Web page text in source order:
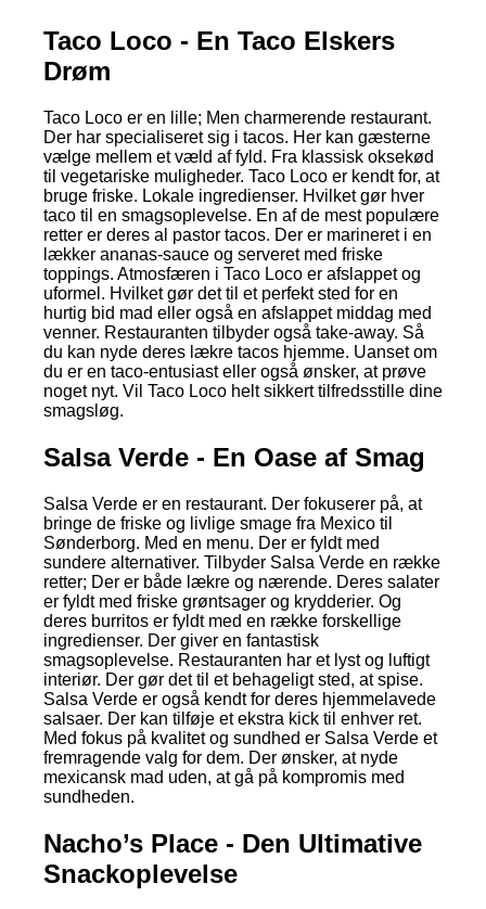
Taco Loco - En Taco Elskers
Drøm
Taco Loco er en lille; Men charmerende restaurant.
Der har specialiseret sig i tacos. Her kan gæsterne
vælge mellem et væld af fyld. Fra klassisk oksekød
til vegetariske muligheder. Taco Loco er kendt for, at
bruge friske. Lokale ingredienser. Hvilket gør hver
taco til en smagsoplevelse. En af de mest populære
retter er deres al pastor tacos. Der er marineret i en
lækker ananas-sauce og serveret med friske
toppings. Atmosfæren i Taco Loco er afslappet og
uformel. Hvilket gør det til et perfekt sted for en
hurtig bid mad eller også en afslappet middag med
venner. Restauranten tilbyder også take-away. Så
du kan nyde deres lækre tacos hjemme. Uanset om
du er en taco-entusiast eller også ønsker, at prøve
noget nyt. Vil Taco Loco helt sikkert tilfredsstille dine
smagsløg.
Salsa Verde - En Oase af Smag
Salsa Verde er en restaurant. Der fokuserer på, at
bringe de friske og livlige smage fra Mexico til
Sønderborg. Med en menu. Der er fyldt med
sundere alternativer. Tilbyder Salsa Verde en række
retter; Der er både lækre og nærende. Deres salater
er fyldt med friske grøntsager og krydderier. Og
deres burritos er fyldt med en række forskellige
ingredienser. Der giver en fantastisk
smagsoplevelse. Restauranten har et lyst og luftigt
interiør. Der gør det til et behageligt sted, at spise.
Salsa Verde er også kendt for deres hjemmelavede
salsaer. Der kan tilføje et ekstra kick til enhver ret.
Med fokus på kvalitet og sundhed er Salsa Verde et
fremragende valg for dem. Der ønsker, at nyde
mexicansk mad uden, at gå på kompromis med
sundheden.
Nacho’s Place - Den Ultimative
Snackoplevelse